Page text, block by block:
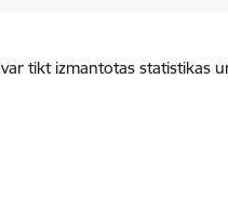
tikt izmantotas statistikas